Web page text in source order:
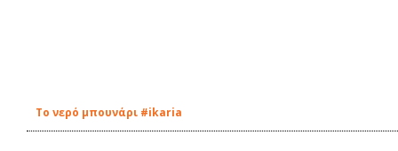
Tο νερό μπουνάρι #ikaria